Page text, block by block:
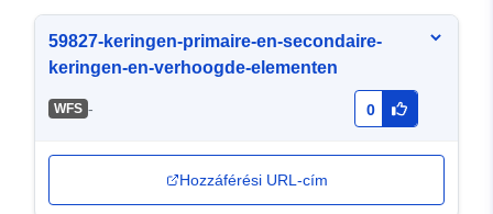
59827-keringen-primaire-en-secondaire-
keringen-en-verhoogde-elementen
WFS - 0
Hozzáférési URL-cím